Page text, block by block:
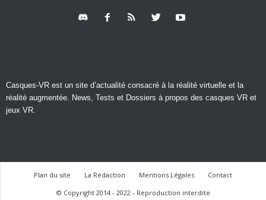
Casques-VR est un site d’actualité consacré à la réalité virtuelle et la
réalité augmentée. News, Tests et Dossiers à propos des casques VR et
jeux VR.
Plan du site La Rédaction Mentions Légales
Contact
© Copyright 2014 - 2022 - Reproduction interdite